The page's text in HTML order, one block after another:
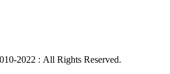
2022 : All Rights Reserved.